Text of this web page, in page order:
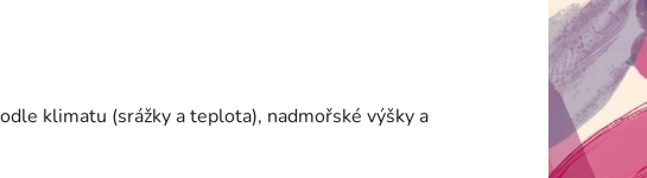
klimatu (srážky a teplota), nadmořské výšky a